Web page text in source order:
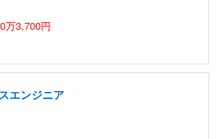
万3,700円
エンジニア